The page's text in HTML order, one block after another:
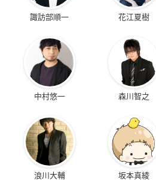
諏訪部順一 花江夏樹
中村悠一 森川智之
浪川大輔 坂本真綾